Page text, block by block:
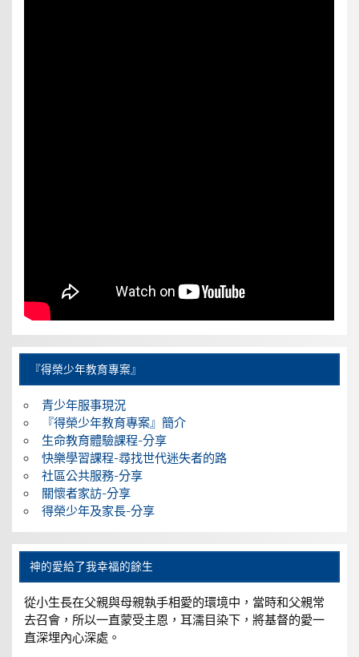
『得榮少年教育專案』
青少年服事現況
『得榮少年教育專案』簡介
生命教育體驗課程-分享
快樂學習課程-尋找世代迷失者的路
社區公共服務-分享
關懷者家訪-分享
得榮少年及家長-分享
神的愛給了我幸福的餘生
從小生長在父親與母親執手相愛的環境中，當時和父親常
去召會，所以一直蒙受主恩，耳濡目染下，將基督的愛一
直深埋內心深處。